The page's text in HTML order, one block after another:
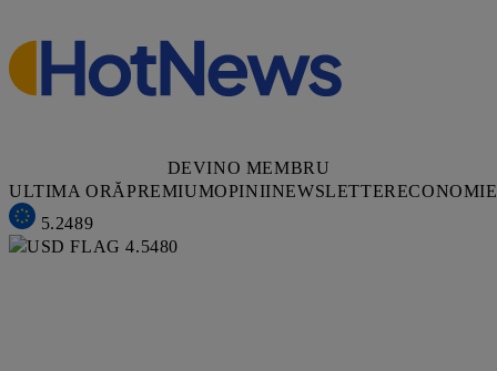
DEVINO MEMBRU
ULTIMA ORĂPREMIUMOPINIINEWSLETTERECONOMIE
5.2489
4.5480